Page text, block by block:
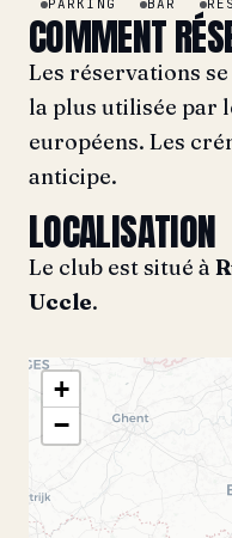
PARKING BAR
COMMENT
Les réservations
la plus utilisée par
européens. Les
anticipe.
LOCALISATION
Le club est situé à
Uccle.
+
−